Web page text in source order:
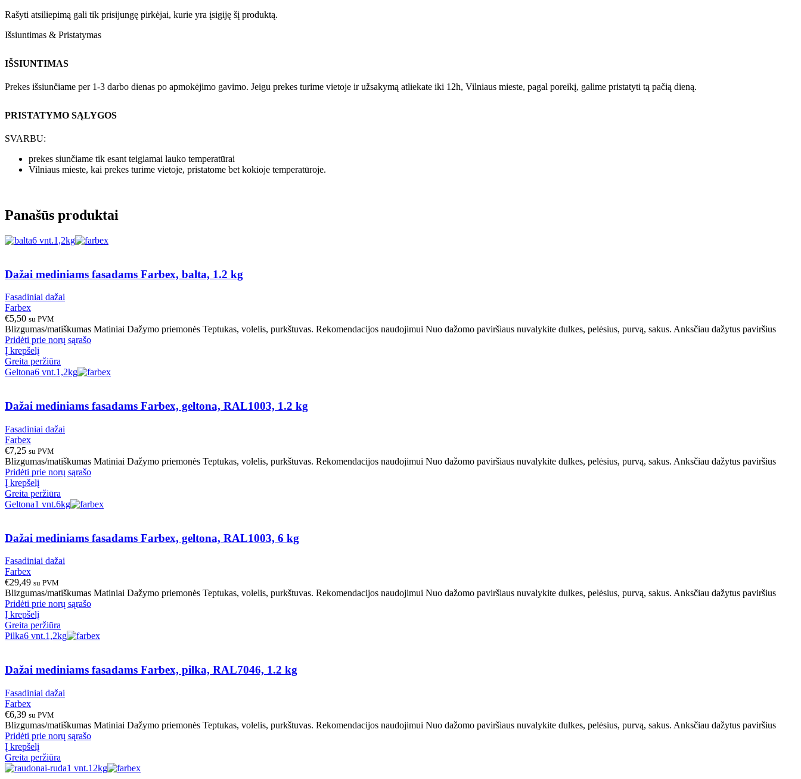
Rašyti atsiliepimą gali tik prisijungę pirkėjai, kurie yra įsigiję šį produktą.
Išsiuntimas & Pristatymas
IŠSIUNTIMAS
Prekes išsiunčiame per 1-3 darbo dienas po apmokėjimo gavimo. Jeigu prekes turime vietoje ir užsakymą atliekate iki 12h, Vilniaus mieste, pagal poreikį, galime pristatyti tą pačią dieną.
PRISTATYMO SĄLYGOS
SVARBU:
prekes siunčiame tik esant teigiamai lauko temperatūrai
Vilniaus mieste, kai prekes turime vietoje, pristatome bet kokioje temperatūroje.
Panašūs produktai
6 vnt.1,2kg
Dažai mediniams fasadams Farbex, balta, 1.2 kg
Fasadiniai dažai
Farbex
€5,50 su PVM
Blizgumas/matiškumas Matiniai Dažymo priemonės Teptukas, volelis, purkštuvas. Rekomendacijos naudojimui Nuo dažomo paviršiaus nuvalykite dulkes, pelėsius, purvą, sakus. Anksčiau dažytus paviršius
Pridėti prie norų sąrašo
Į krepšelį
Greita peržiūra
Geltona6 vnt.1,2kg
Dažai mediniams fasadams Farbex, geltona, RAL1003, 1.2 kg
Fasadiniai dažai
Farbex
€7,25 su PVM
Blizgumas/matiškumas Matiniai Dažymo priemonės Teptukas, volelis, purkštuvas. Rekomendacijos naudojimui Nuo dažomo paviršiaus nuvalykite dulkes, pelėsius, purvą, sakus. Anksčiau dažytus paviršius
Pridėti prie norų sąrašo
Į krepšelį
Greita peržiūra
Geltona1 vnt.6kg
Dažai mediniams fasadams Farbex, geltona, RAL1003, 6 kg
Fasadiniai dažai
Farbex
€29,49 su PVM
Blizgumas/matiškumas Matiniai Dažymo priemonės Teptukas, volelis, purkštuvas. Rekomendacijos naudojimui Nuo dažomo paviršiaus nuvalykite dulkes, pelėsius, purvą, sakus. Anksčiau dažytus paviršius
Pridėti prie norų sąrašo
Į krepšelį
Greita peržiūra
Pilka6 vnt.1,2kg
Dažai mediniams fasadams Farbex, pilka, RAL7046, 1.2 kg
Fasadiniai dažai
Farbex
€6,39 su PVM
Blizgumas/matiškumas Matiniai Dažymo priemonės Teptukas, volelis, purkštuvas. Rekomendacijos naudojimui Nuo dažomo paviršiaus nuvalykite dulkes, pelėsius, purvą, sakus. Anksčiau dažytus paviršius
Pridėti prie norų sąrašo
Į krepšelį
Greita peržiūra
1 vnt.12kg